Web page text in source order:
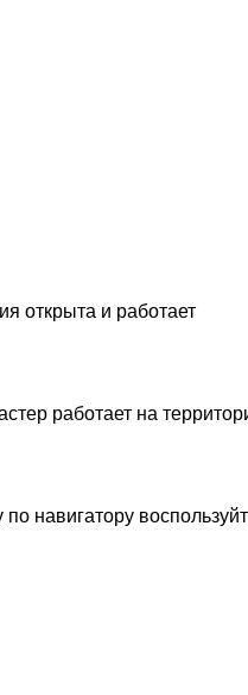
открыта и работает
работает на
навигатору